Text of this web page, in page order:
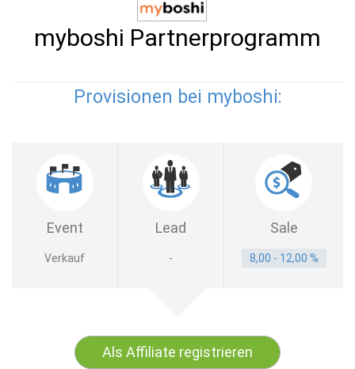
myboshi Partnerprogramm
Provisionen bei myboshi:
Event Lead Sale
Verkauf - 8,00 - 12,00 %
Als Affiliate registrieren